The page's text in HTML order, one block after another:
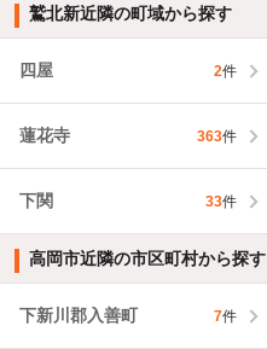
鷲北新近隣の町域から探す
四屋 2件
蓮花寺 363件
下関 33件
高岡市近隣の市区町村から探す
下新川郡入善町 7件